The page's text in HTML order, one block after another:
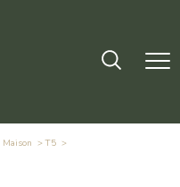
Maison
T5